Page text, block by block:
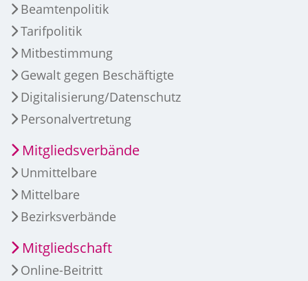
Beamtenpolitik
Tarifpolitik
Mitbestimmung
Gewalt gegen Beschäftigte
Digitalisierung/Datenschutz
Personalvertretung
Mitgliedsverbände
Unmittelbare
Mittelbare
Bezirksverbände
Mitgliedschaft
Online-Beitritt